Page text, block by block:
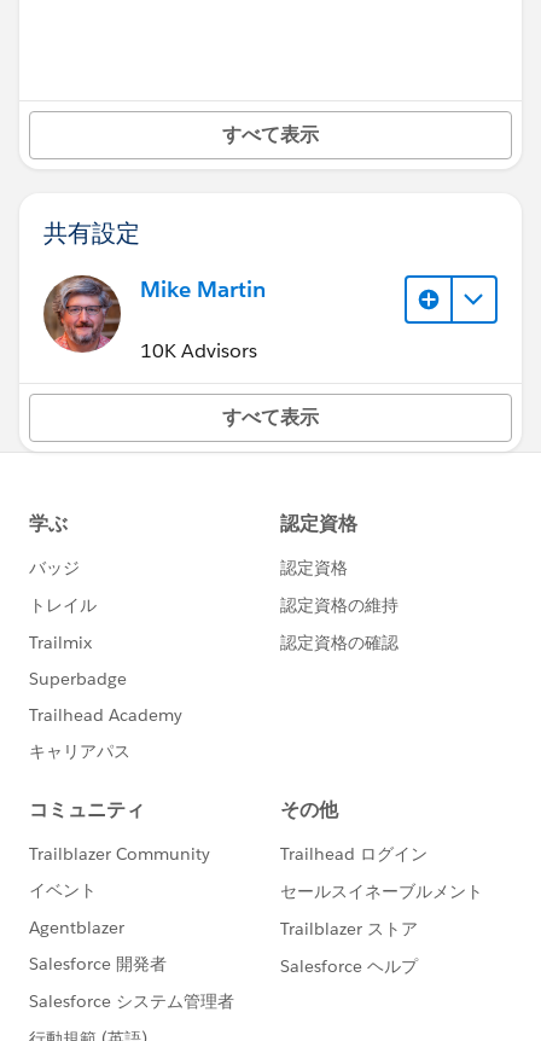
すべて表示
共有設定
Mike Martin
10K Advisors
すべて表示